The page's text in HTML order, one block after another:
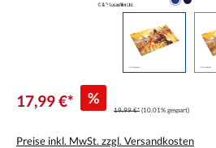
17,99 €* %
19,99 €* (10.01% gespart)
Preise inkl. MwSt. zzgl. Versandkosten